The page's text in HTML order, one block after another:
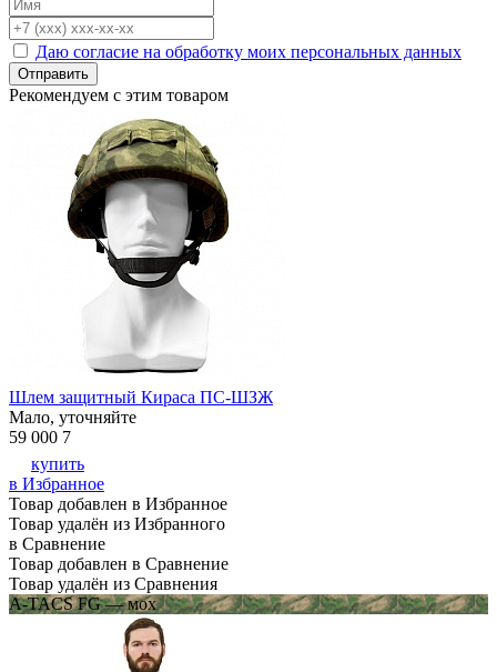
Даю согласие на обработку моих персональных данных
Отправить
Рекомендуем с этим товаром
Шлем защитный Кираса ПС-ШЗЖ
Мало, уточняйте
59 000 7
купить
в Избранное
Товар добавлен в Избранное
Товар удалён из Избранного
в Сравнение
Товар добавлен в Сравнение
Товар удалён из Сравнения
A-TACS FG — мох